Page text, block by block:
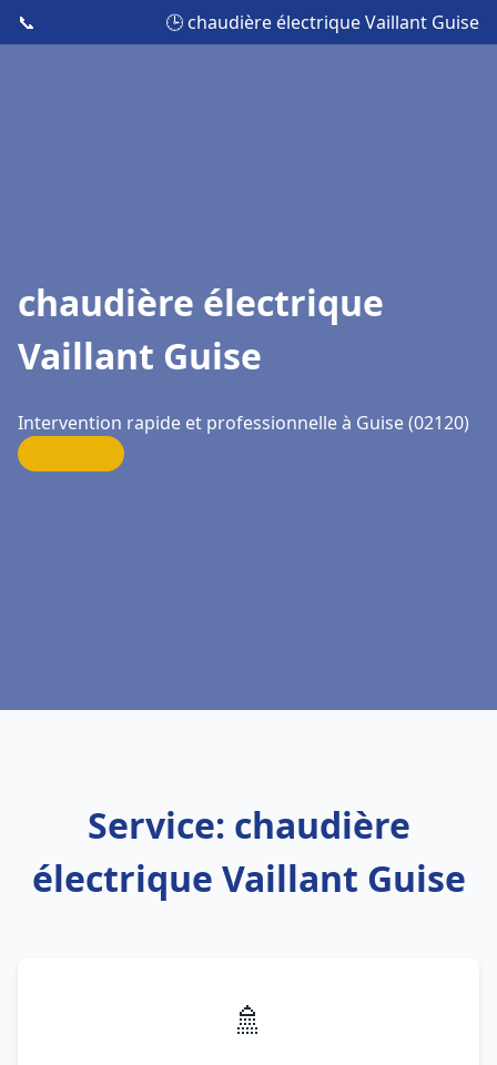
📞 🕒 chaudière électrique Vaillant Guise
chaudière électrique
Vaillant Guise
Intervention rapide et professionnelle à Guise (02120)
Service: chaudière
électrique Vaillant Guise
🚿